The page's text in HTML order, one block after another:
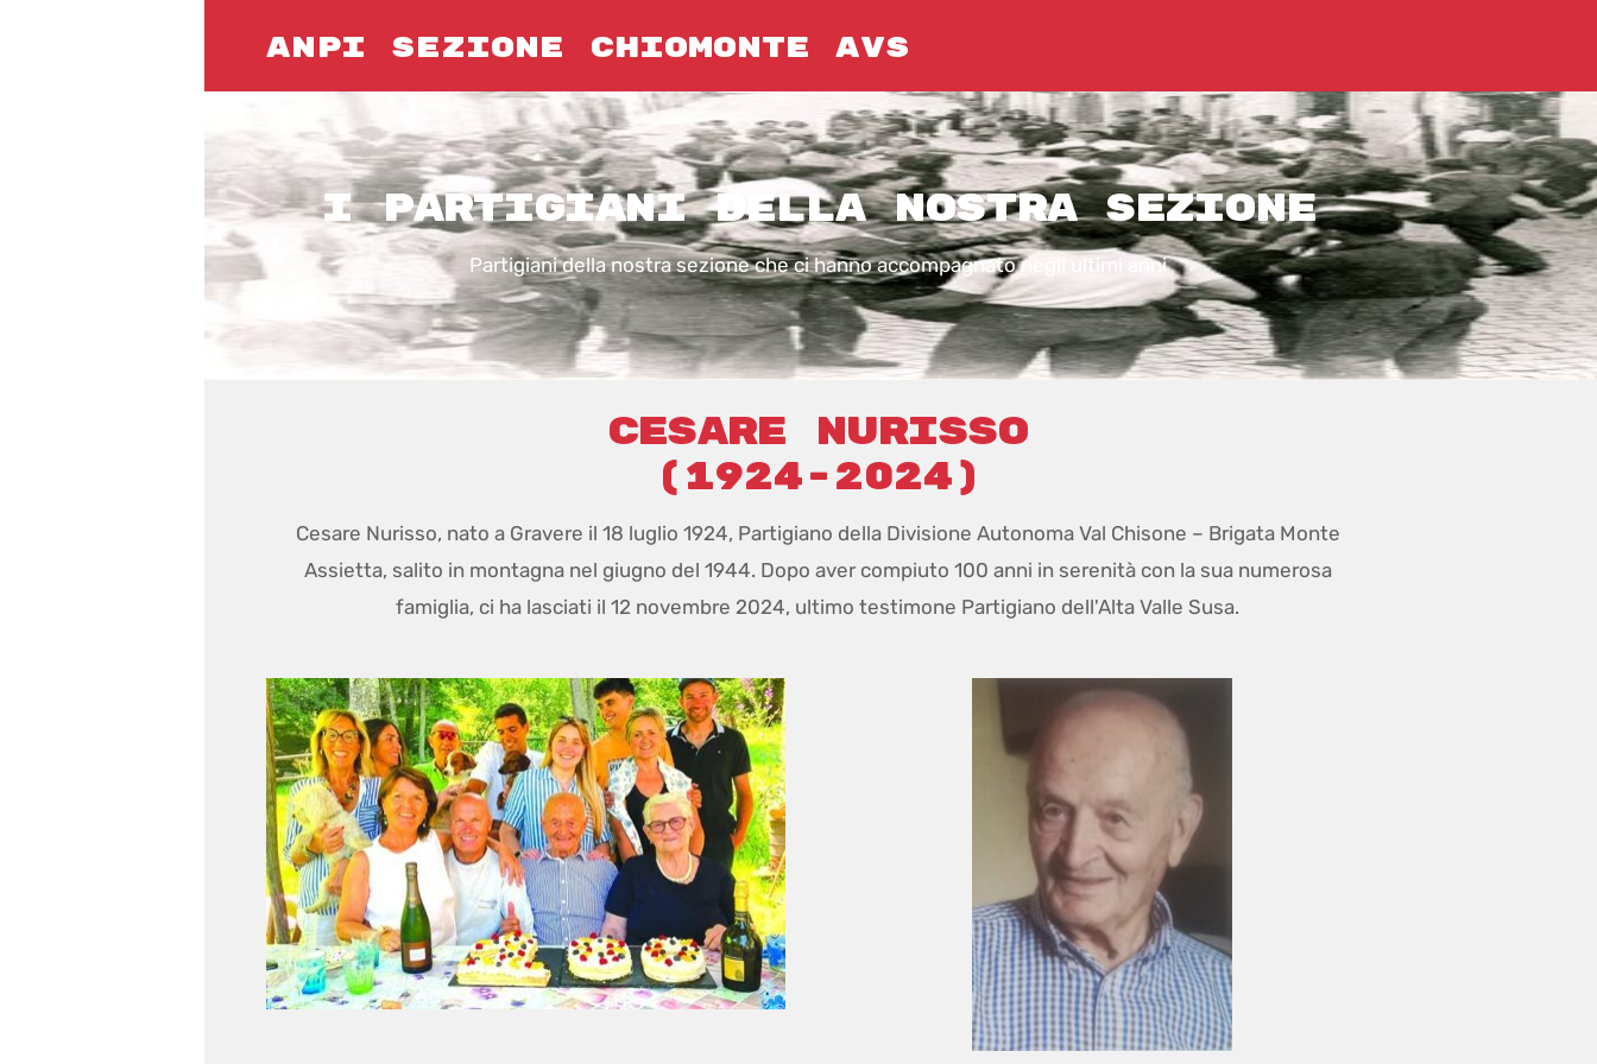
ANPI SEZIONE CHIOMONTE AVS
I PARTIGIANI della nostra sezione
Partigiani della nostra sezione che ci hanno accompagnato negli ultimi anni
CESARE NURISSO
(1924-2024)
Cesare Nurisso, nato a Gravere il 18 luglio 1924, Partigiano della Divisione Autonoma Val Chisone – Brigata Monte
Assietta, salito in montagna nel giugno del 1944. Dopo aver compiuto 100 anni in serenità con la sua numerosa
famiglia, ci ha lasciati il 12 novembre 2024, ultimo testimone Partigiano dell'Alta Valle Susa.